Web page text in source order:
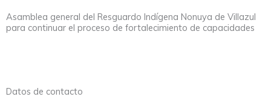
Asamblea general del Resguardo Indígena Nonuya de Villazul
para continuar el proceso de fortalecimiento de capacidades
Datos de contacto